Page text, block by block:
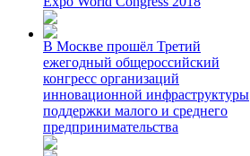
В Москве прошёл Третий
ежегодный общероссийский
конгресс организаций
инновационной инфраструктуры
поддержки малого и среднего
предпринимательства